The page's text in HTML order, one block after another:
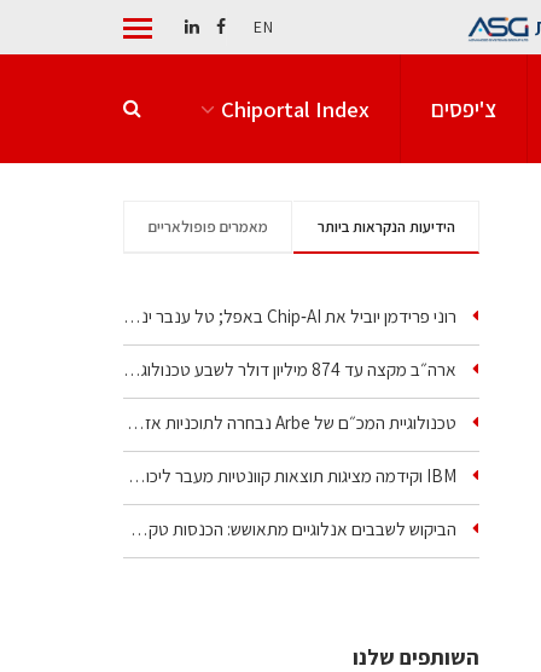
EN
צ'יפסים Chiportal Index
הידיעות הנקראות ביותר מאמרים פופולאריים
רוני פרידמן יוביל את Chip‑AI באפל; טל ענבר ינהל את…
ארה״ב מקצה עד 874 מיליון דולר לשבע טכנולוגיות שבבים…
טכנולוגיית המכ״ם של Arbe נבחרה לתוכניות אזרחיות וביטחוניות
IBM וקידמה מציגות תוצאות קוונטיות מעבר ליכולת…
הביקוש לשבבים אנלוגיים מתאושש: הכנסות טקסס…
השותפים שלנו